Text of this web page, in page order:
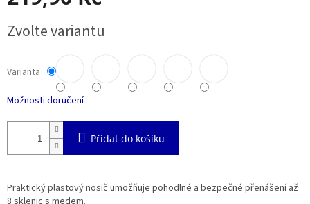
cena:
Zvolte variantu
Varianta
Možnosti doručení
Přidat do košíku
Praktický plastový nosič umožňuje pohodlné a bezpečné přenášení až